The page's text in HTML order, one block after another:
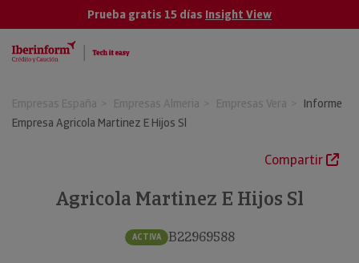
Prueba gratis 15 días Insight View
Empresas España Empresas Almeria Empresas Vera
Informe
Empresa Agricola Martinez E Hijos Sl
Compartir
Agricola Martinez E Hijos Sl
ACTIVA B22969588